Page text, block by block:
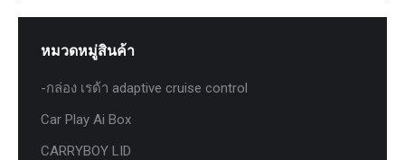
หมวดหมู่สินค้า
-กล่อง เรด้า adaptive cruise control
Car Play Ai Box
CARRYBOY LID